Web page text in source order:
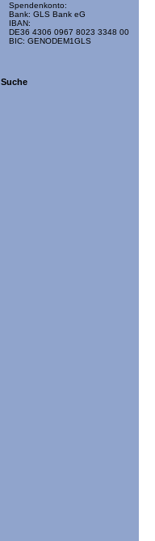
Spendenkonto:
Bank: GLS Bank eG
IBAN:
DE36 4306 0967 8023 3348 00
BIC: GENODEM1GLS
Suche